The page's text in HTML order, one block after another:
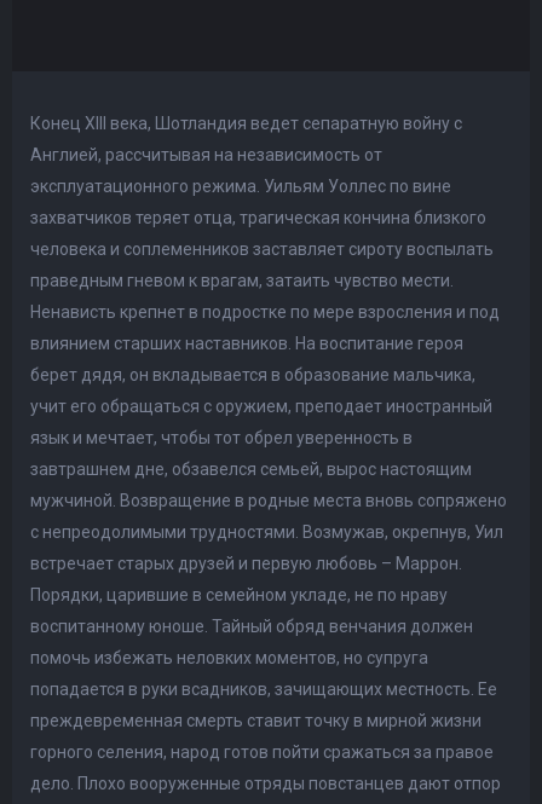
Конец XIII века, Шотландия ведет сепаратную войну с
Англией, рассчитывая на независимость от
эксплуатационного режима. Уильям Уоллес по вине
захватчиков теряет отца, трагическая кончина близкого
человека и соплеменников заставляет сироту воспылать
праведным гневом к врагам, затаить чувство мести.
Ненависть крепнет в подростке по мере взросления и под
влиянием старших наставников. На воспитание героя
берет дядя, он вкладывается в образование мальчика,
учит его обращаться с оружием, преподает иностранный
язык и мечтает, чтобы тот обрел уверенность в
завтрашнем дне, обзавелся семьей, вырос настоящим
мужчиной. Возвращение в родные места вновь сопряжено
с непреодолимыми трудностями. Возмужав, окрепнув, Уил
встречает старых друзей и первую любовь – Маррон.
Порядки, царившие в семейном укладе, не по нраву
воспитанному юноше. Тайный обряд венчания должен
помочь избежать неловких моментов, но супруга
попадается в руки всадников, зачищающих местность. Ее
преждевременная смерть ставит точку в мирной жизни
горного селения, народ готов пойти сражаться за правое
дело. Плохо вооруженные отряды повстанцев дают отпор